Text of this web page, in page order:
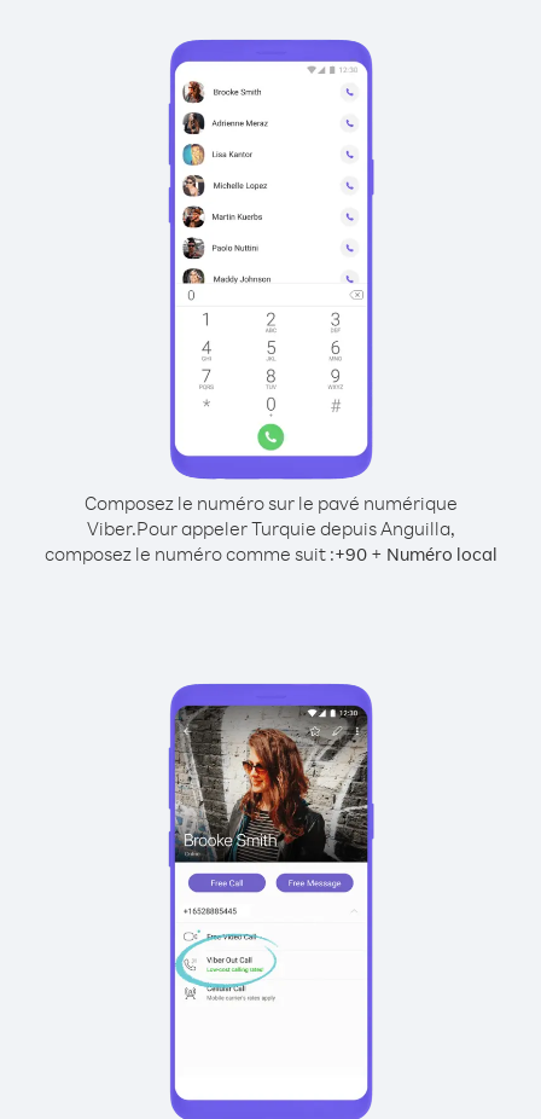
Composez le numéro sur le pavé numérique
Viber.Pour appeler Turquie depuis Anguilla,
composez le numéro comme suit :+90+ Numéro local